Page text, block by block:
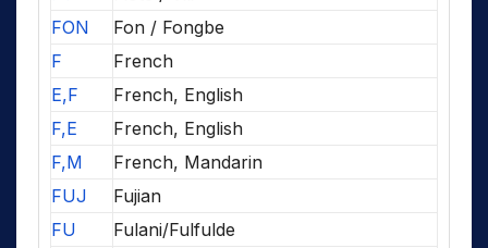
FON
Fon / Fongbe
F
French
E,F
French, English
F,E
French, English
F,M
French, Mandarin
FUJ
Fujian
FU
Fulani/Fulfulde